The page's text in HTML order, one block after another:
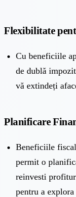
Flexibilitate
Cu beneficiile
de dublă
vă extindeți
Planificare
Beneficiile
permit o
reinvesti
pentru a